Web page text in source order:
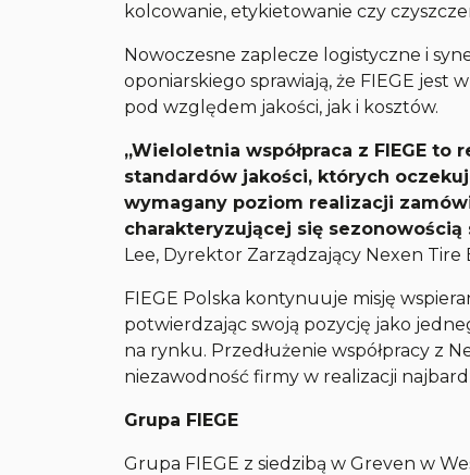
kolcowanie, etykietowanie czy
Nowoczesne zaplecze logistyczne i
oponiarskiego sprawiają, że FIEGE jest
pod względem jakości, jak i kosztów.
„Wieloletnia współpraca z FIEGE
standardów jakości, których
wymagany poziom realizacji
charakteryzującej się sezonowością
Lee, Dyrektor Zarządzający Nexen Tire
FIEGE Polska kontynuuje misję
potwierdzając swoją pozycję jako
na rynku. Przedłużenie współpracy z
niezawodność firmy w realizacji
Grupa FIEGE
Grupa FIEGE z siedzibą w Greven w